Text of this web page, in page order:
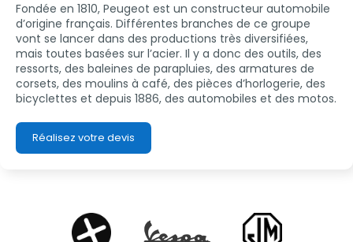
Fondée en 1810, Peugeot est un constructeur automobile
d’origine français. Différentes branches de ce groupe
vont se lancer dans des productions très diversifiées,
mais toutes basées sur l’acier. Il y a donc des outils, des
ressorts, des baleines de parapluies, des armatures de
corsets, des moulins à café, des pièces d’horlogerie, des
bicyclettes et depuis 1886, des automobiles et des motos.
Réalisez votre devis